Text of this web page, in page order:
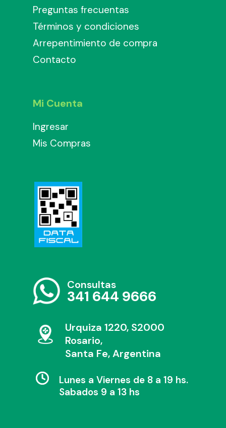
Preguntas frecuentas
Términos y condiciones
Arrepentimiento de compra
Contacto
Mi Cuenta
Ingresar
Mis Compras
Consultas
341 644 9666
Urquiza 1220, S2000
Rosario,
Santa Fe, Argentina
Lunes a Viernes de 8 a 19 hs.
Sabados 9 a 13 hs